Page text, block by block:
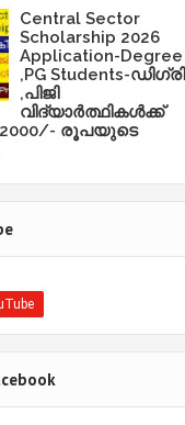
Central Sector
Scholarship 2026
Application-Degree
,PG Students-ഡിഗ്രി
,പിജി
വിദ്യാർത്ഥികൾക്ക്
രൂപയുടെ